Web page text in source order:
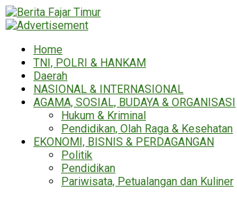
Home
TNI, POLRI & HANKAM
Daerah
NASIONAL & INTERNASIONAL
AGAMA, SOSIAL, BUDAYA & ORGANISASI
Hukum & Kriminal
Pendidikan, Olah Raga & Kesehatan
EKONOMI, BISNIS & PERDAGANGAN
Politik
Pendidikan
Pariwisata, Petualangan dan Kuliner